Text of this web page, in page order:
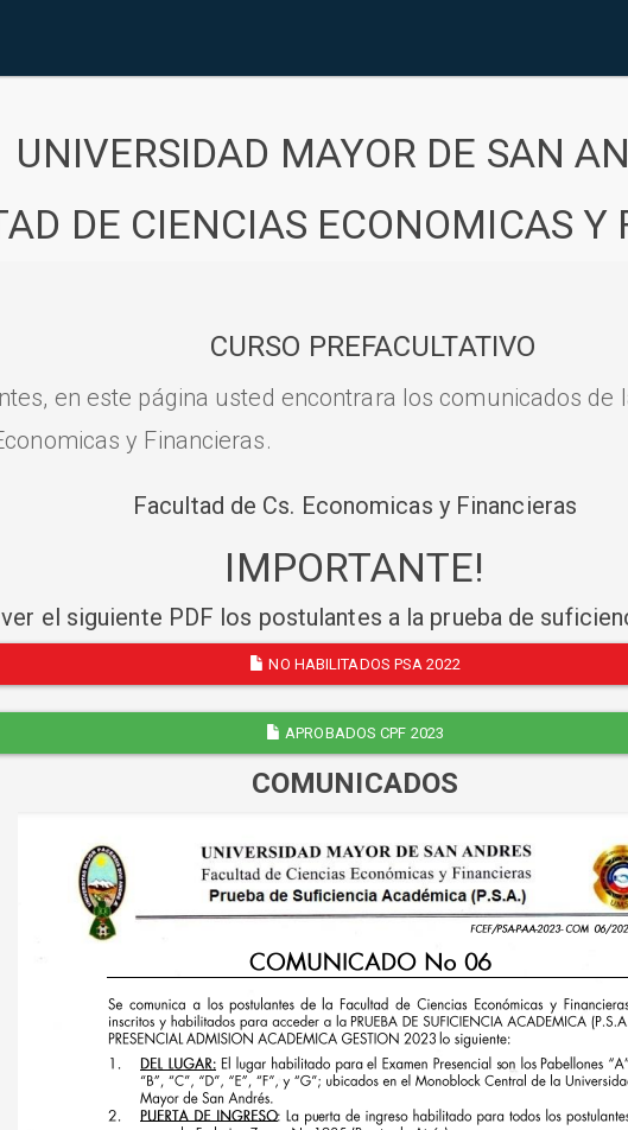
UNIVERSIDAD MAYOR DE SAN
DE CIENCIAS ECONOMICAS Y
CURSO PREFACULTATIVO
en este página usted encontrara los comunicados de
y Financieras.
Facultad de Cs. Economicas y Financieras
IMPORTANTE!
el siguiente PDF los postulantes a la prueba de
NO HABILITADOS PSA 2022
APROBADOS CPF 2023
COMUNICADOS